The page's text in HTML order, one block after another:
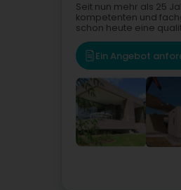
Seit nun mehr als 25
kompetenten und
schon heute eine
Ein Angebot